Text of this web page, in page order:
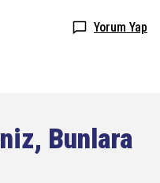
Yorum Yap
Bunlara